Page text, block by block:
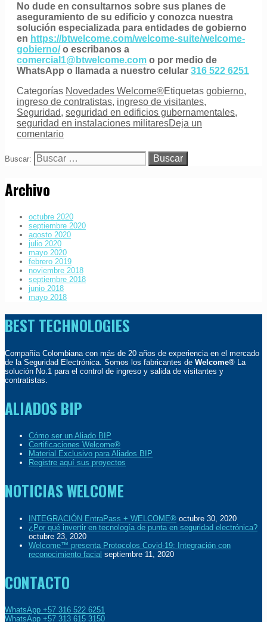
No dude en consultarnos sobre sus planes de
aseguramiento de su edificio y conozca nuestra
solución especializada para entidades de gobierno
en https://btwelcome.com/welcome-suite/welcome-
gobierno/o escribanos a
comercial1@btwelcome.com o por medio de
WhatsApp o llamada a nuestro celular 316 522 6251
Categorías Novedades Welcome®Etiquetas gobierno,
ingreso de contratistas, ingreso de visitantes,
Seguridad, seguridad en edificios gubernamentales,
seguridad en instalaciones militaresDeja un
comentario
Buscar:
Archivo
octubre 2020
septiembre 2020
agosto 2020
julio 2020
mayo 2020
febrero 2019
noviembre 2018
septiembre 2018
junio 2018
mayo 2018
BEST TECHNOLOGIES
Compañía Colombiana con más de 20 años de experiencia en el mercado
de la Seguridad Electrónica. Somos los fabricantes de Welcome® La
solución No.1 para el control de ingreso y salida de visitantes y
contratistas.
ALIADOS BIP
Cómo ser un Aliado BIP
Certificaciones Welcome®
Material Exclusivo para Aliados BIP
Registre aquí sus proyectos
NOTICIAS WELCOME
INTEGRACIÓN EntraPass + WELCOME® octubre 30, 2020
¿Por qué invertir en tecnología de punta en seguridad electrónica?
octubre 23, 2020
Welcome™ presenta Protocolos Covid-19: Integración con
reconocimiento facial septiembre 11, 2020
CONTACTO
WhatsApp +57 316 522 6251
WhatsApp +57 313 615 3150